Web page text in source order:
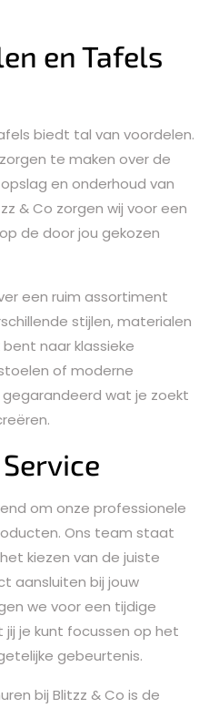
en Tafels
biedt tal van voordelen.
te maken over de
en onderhoud van
& Co zorgen wij voor een
de door jou gekozen
een ruim assortiment
stijlen, materialen
naar klassieke
of moderne
wat je zoekt
om onze professionele
Ons team staat
kiezen van de juiste
aansluiten bij jouw
we voor een tijdige
je kunt focussen op het
gebeurtenis.
bij Blitzz & Co is de